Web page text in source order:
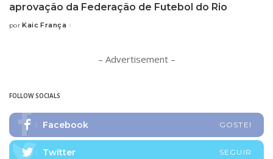
aprovação da Federação de Futebol do Rio
Posted
por Kaic França
– Advertisement –
FOLLOW SOCIALS
Facebook GOSTEI
Twitter SEGUIR